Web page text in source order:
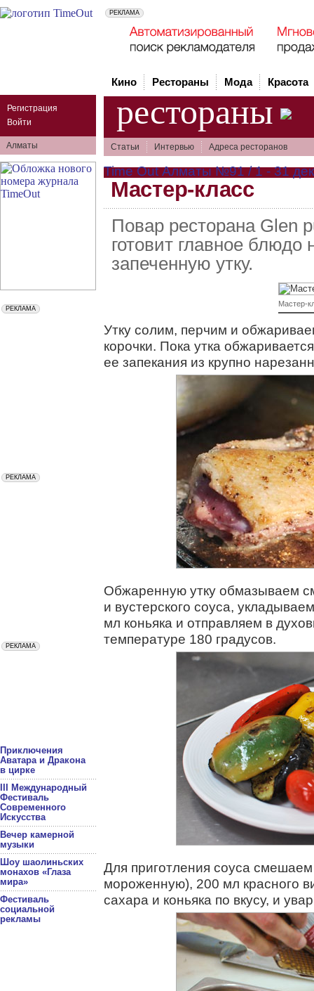
Регистрация
Войти
Алматы
Приключения
Аватара и Дракона
в цирке
III Международный
Фестиваль
Современного
Искусства
Вечер камерной
музыки
Шоу шаолиньских
монахов «Глаза
мира»
Фестиваль
социальной
рекламы
Кино Рестораны Мода Красота
рестораны
Статьи Интервью Адреса ресторанов
Time Out Алматы №91 / 1 - 31
Мастер-класс
Повар ресторана Glen
готовит главное блюдо
запеченную утку.
Мастер-
Утку солим, перчим и
корочки. Пока утка
ее запекания из крупно
Обжаренную утку обмазываем
и вустерского соуса,
мл коньяка и отправляем в
температуре 180 градусов.
Для приготления соуса
мороженную), 200 мл красного
сахара и коньяка по вкусу, и